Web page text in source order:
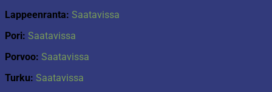
Lappeenranta: Saatavissa
Pori: Saatavissa
Porvoo: Saatavissa
Turku: Saatavissa